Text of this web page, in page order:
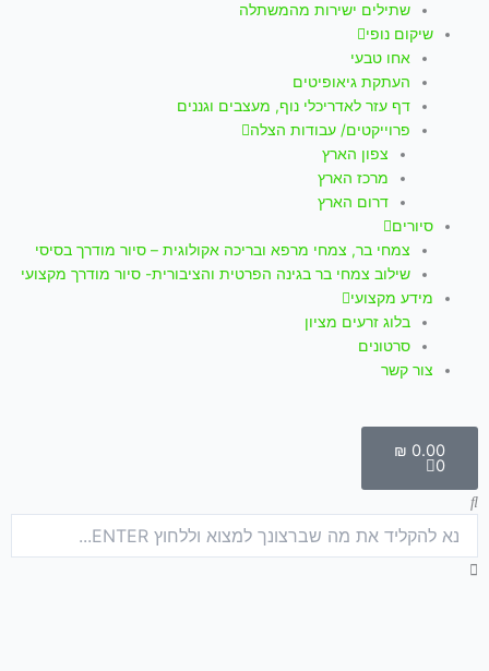
שתילים ישירות מהמשתלה
שיקום נופי
אחו טבעי
העתקת גיאופיטים
דף עזר לאדריכלי נוף, מעצבים וגננים
פרוייקטים/ עבודות הצלה
צפון הארץ
מרכז הארץ
דרום הארץ
סיורים
צמחי בר, צמחי מרפא ובריכה אקולוגית – סיור מודרך בסיסי
שילוב צמחי בר בגינה הפרטית והציבורית- סיור מודרך מקצועי
מידע מקצועי
בלוג זרעים מציון
סרטונים
צור קשר
₪ 0.00
0
עגלת
קניות
חיפוש